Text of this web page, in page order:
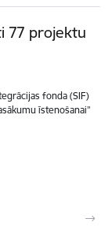
77 projektu
fonda (SIF)
īstenošanai”